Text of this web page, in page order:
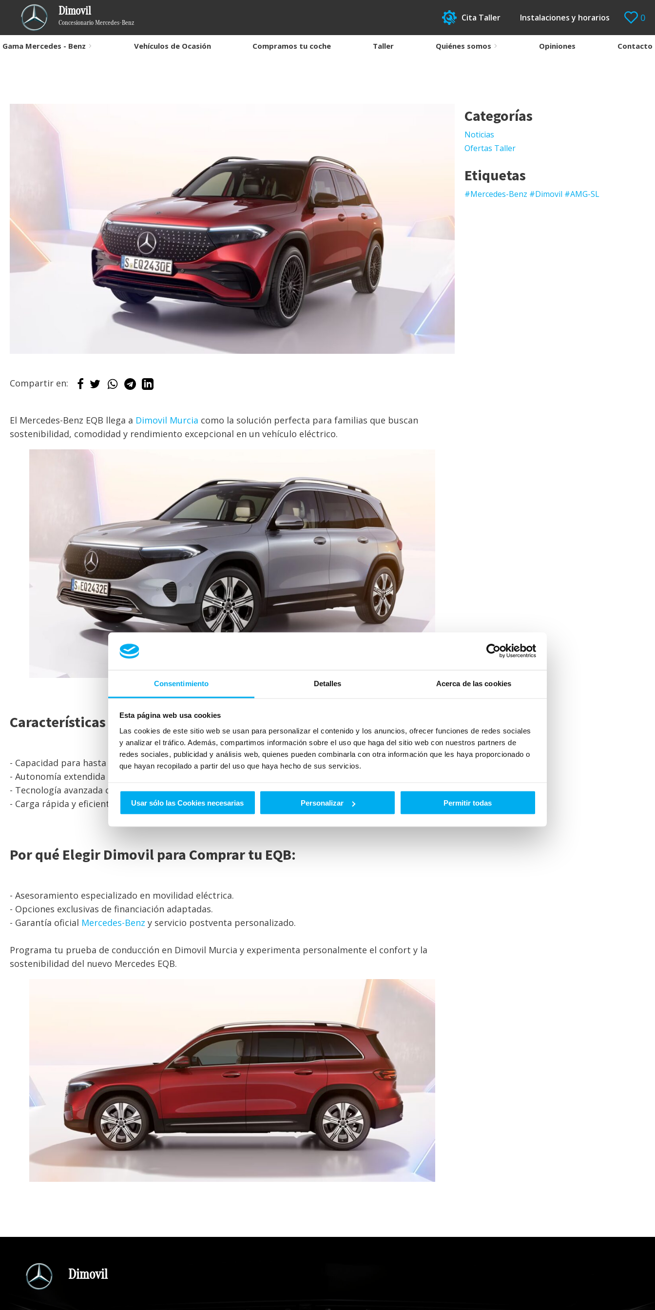
Consentimiento Detalles Acerca de las cookies
Esta página web usa cookies
Las cookies de este sitio web se usan para personalizar el contenido y los anuncios, ofrecer funciones de redes sociales
y analizar el tráfico. Además, compartimos información sobre el uso que haga del sitio web con nuestros partners de
redes sociales, publicidad y análisis web, quienes pueden combinarla con otra información que les haya proporcionado o
que hayan recopilado a partir del uso que haya hecho de sus servicios.
Usar sólo las Cookies necesarias Personalizar Permitir todas
Dimovil
Concesionario Mercedes-Benz Cita Taller Instalaciones y horarios 0
Gama Mercedes - Benz Vehículos de Ocasión Compramos tu coche Taller Quiénes somos Opiniones Contacto
Compartir en:
El Mercedes-Benz EQB llega a Dimovil Murcia como la solución perfecta para familias que buscan
sostenibilidad, comodidad y rendimiento excepcional en un vehículo eléctrico.
Características Clave delMercedes-Benz EQB
- Capacidad para hasta siete pasajeros con espacio y comodidad excepcionales.
- Autonomía extendida ideal para viajes largos y uso diario.
- Tecnología avanzada con el sistema MBUX y funciones de asistencia al conductor.
- Carga rápida y eficiente compatible con puntos de carga públicos y privados.
Por qué Elegir Dimovil para Comprar tu EQB:
- Asesoramiento especializado en movilidad eléctrica.
- Opciones exclusivas de financiación adaptadas.
- Garantía oficial Mercedes-Benz y servicio postventa personalizado.
Programa tu prueba de conducción en Dimovil Murcia y experimenta personalmente el confort y la
sostenibilidad del nuevo Mercedes EQB.
Categorías
Noticias
Ofertas Taller
Etiquetas
#Mercedes-Benz #Dimovil #AMG-SL
Dimovil